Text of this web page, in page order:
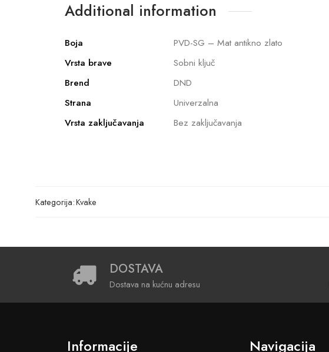
Additional information
Boja
PVD-SG – Mat antikno zlato
Vrsta brave
Sobni ključ
Brend
DND
Strana
Univerzalna
Vrsta zaključavanja
Bez zaključavanja
Kategorija:Kvake
DOSTAVA
Dostava na kućnu adresu
Informacije Navigacija